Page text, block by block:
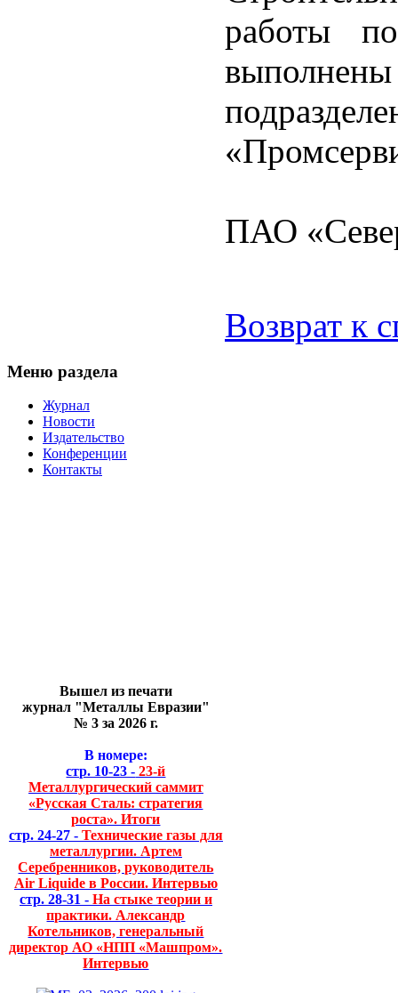
работы по
ПАО
Возврат к
Меню раздела
Журнал
Новости
Издательство
Конференции
Контакты
Вышел из печати
журнал "Металлы Евразии"
№ 3 за 2026 г.
В номере:
стр. 10-23 - 23-й
Металлургический саммит
«Русская Сталь: стратегия
роста». Итоги
стр. 24-27 - Технические газы для
металлургии. Артем
Серебренников, руководитель
Air Liquide в России. Интервью
стр. 28-31 - На стыке теории и
практики. Александр
Котельников, генеральный
директор АО «НПП «Машпром».
Интервью